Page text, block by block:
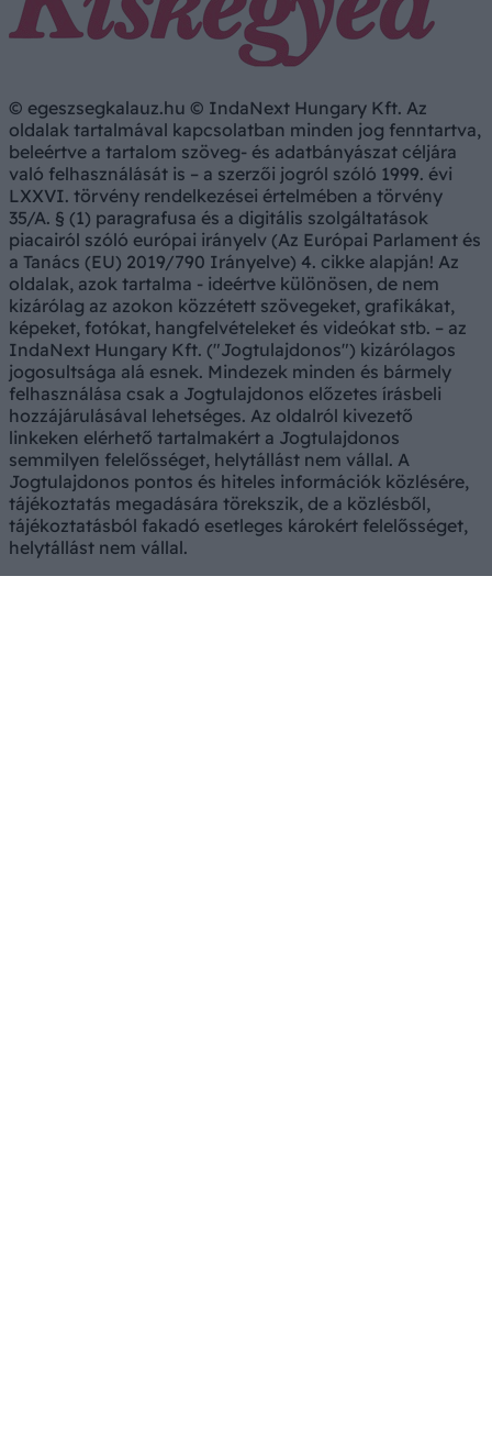
© egeszsegkalauz.hu © IndaNext Hungary Kft. Az
oldalak tartalmával kapcsolatban minden jog fenntartva,
beleértve a tartalom szöveg- és adatbányászat céljára
való felhasználását is – a szerzői jogról szóló 1999. évi
LXXVI. törvény rendelkezései értelmében a törvény
35/A. § (1) paragrafusa és a digitális szolgáltatások
piacairól szóló európai irányelv (Az Európai Parlament és
a Tanács (EU) 2019/790 Irányelve) 4. cikke alapján! Az
oldalak, azok tartalma - ideértve különösen, de nem
kizárólag az azokon közzétett szövegeket, grafikákat,
képeket, fotókat, hangfelvételeket és videókat stb. – az
IndaNext Hungary Kft. ("Jogtulajdonos") kizárólagos
jogosultsága alá esnek. Mindezek minden és bármely
felhasználása csak a Jogtulajdonos előzetes írásbeli
hozzájárulásával lehetséges. Az oldalról kivezető
linkeken elérhető tartalmakért a Jogtulajdonos
semmilyen felelősséget, helytállást nem vállal. A
Jogtulajdonos pontos és hiteles információk közlésére,
tájékoztatás megadására törekszik, de a közlésből,
tájékoztatásból fakadó esetleges károkért felelősséget,
helytállást nem vállal.